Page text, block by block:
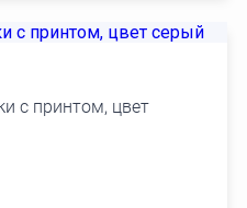
с принтом, цвет